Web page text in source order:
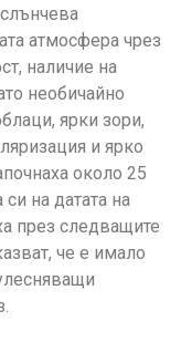
атмосфера чрез
наличие на
необичайно
ярки зори,
и ярко
около 25
на датата на
през следващите
че е имало